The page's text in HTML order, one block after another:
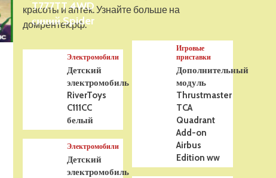
5
На радиоуправлении
(Германия) HC (для ИК
танкового боя) V3 2.4G
RTR, TG3848-1HC-IR3.0
красоты и аптек. Узнайте больше на
домрентек.рф.
T777TT 4WD
синий Spider
Электромобили
Детский
электромобиль
RiverToys
C111CC
белый
Электромобили
Детский
электромобиль
Игровые
приставки
Дополнительный
модуль
Thrustmaster
TCA
Quadrant
Add-on
Airbus
Edition ww